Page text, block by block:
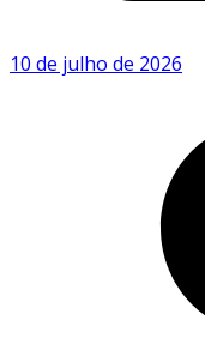
10 de julho de 2026